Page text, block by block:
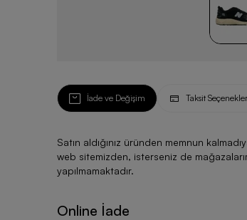
İade ve Değişim Taksit
Satın aldığınız üründen memnun
web sitemizden, isterseniz de
yapılmamaktadır.
Online İade